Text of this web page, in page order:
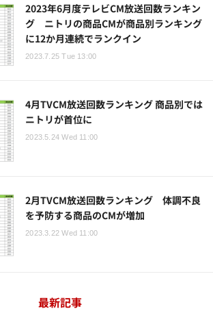
2023年6月度テレビCM放送回数ランキン
グ ニトリの商品CMが商品別ランキング
に12か月連続でランクイン
2023.7.25 Tue 13:00
4月TVCM放送回数ランキング 商品別では
ニトリが首位に
2023.5.24 Wed 11:00
2月TVCM放送回数ランキング 体調不良
を予防する商品のCMが増加
2023.3.22 Wed 11:00
最新記事